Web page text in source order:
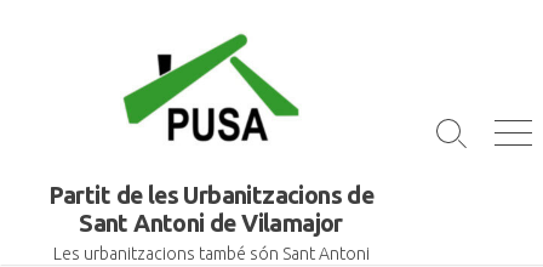
Partit de les Urbanitzacions de
Sant Antoni de Vilamajor
Les urbanitzacions també són Sant Antoni
Search